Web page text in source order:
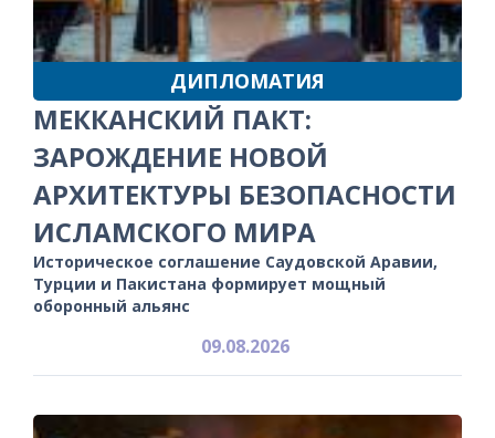
ДИПЛОМАТИЯ
МЕККАНСКИЙ ПАКТ:
ЗАРОЖДЕНИЕ НОВОЙ
АРХИТЕКТУРЫ БЕЗОПАСНОСТИ
ИСЛАМСКОГО МИРА
Историческое соглашение Саудовской Аравии,
Турции и Пакистана формирует мощный
оборонный альянс
09.08.2026